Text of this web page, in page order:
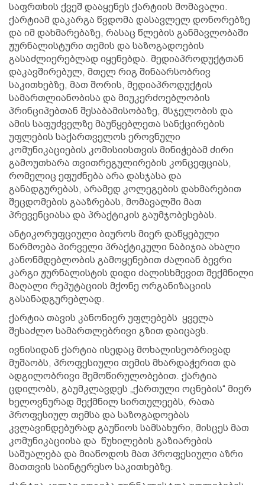
საფრთხის ქვეშ დააყენეს ქარტიის მომავალი.
ქარტიამ დაკარგა წვდომა დასავლელ დონორებზე
და იმ დახმარებაზე, რასაც წლების განმავლობაში
ჟურნალისტური თემის და საზოგადოების
გასაძლიერებლად იყენებდა. მედიაპროდუქტთან
დაკავშირებულ, მთელ რიგ შინაარსობრივ
საკითხებზე, მათ შორის, მედიაპროდუქტის
სამართლიანობისა და მიუკერძოებლობის
პრინციპებთან შესაბამისობაზე, მსჯელობის და
ამის საფუძველზე მაუწყებლეთა სანქცირების
უფლების საქართველოს ეროვნული
კომუნიკაციების კომისიისთვის მინიჭებამ ძირი
გამოუთხარა თვითრეგულირების კონცეფციას,
რომელიც ეფუძნება არა დასჯასა და
განადგურებას, არამედ კოლეგების დახმარებით
შეცდომების გააზრებას, მომავალში მათ
პრევენციასა და პრაქტიკის გაუმჯობესებას.
ანტიკორუფციული ბიუროს მიერ დაწყებული
წარმოება პირველი პრაქტიკული ნაბიჯია ახალი
კანონმდებლობის გამოყენებით ძალიან ბევრი
კარგი ჟურნალისტის დიდი ძალისხმევით შექმნილი
მაღალი რეპუტაციის მქონე ორგანიზაციის
გასანადგურებლად.
ქარტია თავის კანონიერ უფლებებს ყველა
შესაძლო სამართლებრივი გზით დაიცავს.
ივნისიდან ქარტია ისედაც მოხალისეობრივად
მუშაობს, პროფესიული თემის მხარდაჭერით და
ადგილობრივი შემოწირულობებით. ქარტია
ცდილობს, გაუმკლავდეს „ქართული ოცნების“ მიერ
ხელოვნურად შექმნილ სირთულეებს, რათა
პროფესიულ თემსა და საზოგადოებას
კვლავინდებურად გაუწიოს სამსახური, მისცეს მათ
კომუნიკაციისა და წუხილების გაზიარების
საშუალება და მიაწოდოს მათ პროფესიული აზრი
მათთვის საინტერესო საკითხებზე.